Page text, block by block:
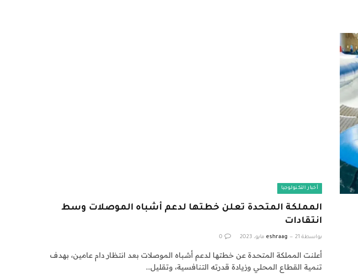
أخبار التكنولوجيا
المملكة المتحدة تعلن خطتها لدعم أشباه الموصلات وسط
انتقادات
بواسطة eshraag 21 مايو، 2023 0
أعلنت المملكة المتحدة عن خطتها لدعم أشباه الموصلات بعد انتظار دام عامين، بهدف
تنمية القطاع المحلي وزيادة قدرته التنافسية، وتقليل…